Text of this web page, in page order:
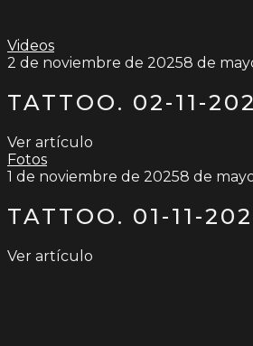
Videos
2 de noviembre de 20258 de
TATTOO. 02-11-
Ver artículo
Fotos
1 de noviembre de 20258 de
TATTOO. 01-11-
Ver artículo